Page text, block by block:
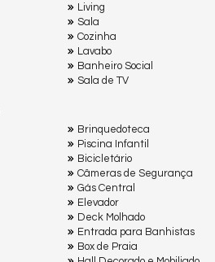
Living
Sala
Cozinha
Lavabo
Banheiro Social
Sala de TV
Brinquedoteca
Piscina Infantil
Bicicletário
Câmeras de Segurança
Gás Central
Elevador
Deck Molhado
Entrada para Banhistas
Box de Praia